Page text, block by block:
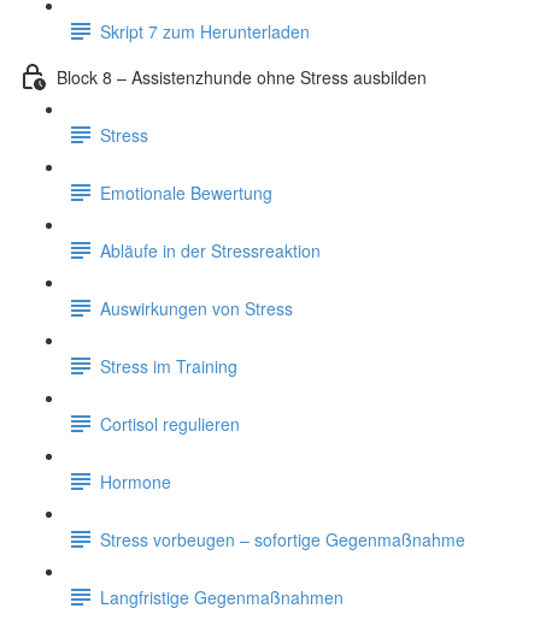
Skript 7 zum Herunterladen
Block 8 – Assistenzhunde ohne Stress ausbilden
Stress
Emotionale Bewertung
Abläufe in der Stressreaktion
Auswirkungen von Stress
Stress im Training
Cortisol regulieren
Hormone
Stress vorbeugen – sofortige Gegenmaßnahme
Langfristige Gegenmaßnahmen